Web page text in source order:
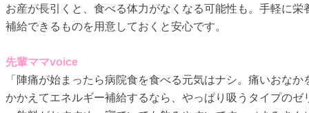
お産が長引くと、食べる体力がなくなる可能性も。手軽に栄
補給できるものを用意しておくと安心です。
先輩ママvoice
「陣痛が始まったら病院食を食べる元気はナシ。痛いおなか
かかえてエネルギー補給するなら、やっぱり吸うタイプのゼ